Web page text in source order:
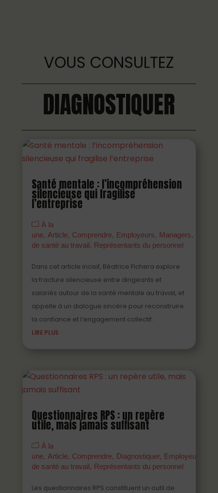
VOUS CONSULTEZ
DIAGNOSTIQUER
Santé mentale : l’incompréhension
silencieuse qui fragilise
l’entreprise
À la
une Article Comprendre Employeurs Managers
de santé au travail
Représentants du personnel
Dans cet article incisif, Béatrice Fichera explore
la fracture silencieuse entre dirigeants et
salariés autour de la santé mentale au travail, et
appelle à un dialogue sincère pour reconstruire
la confiance et l’engagement collectif.
LIRE PLUS
Questionnaires RPS : un repère
utile, mais jamais suffisant
À la
une
Article Comprendre Diagnostiquer Employeurs
de santé au travail
Représentants du personnel
Les questionnaires RPS constituent un outil de